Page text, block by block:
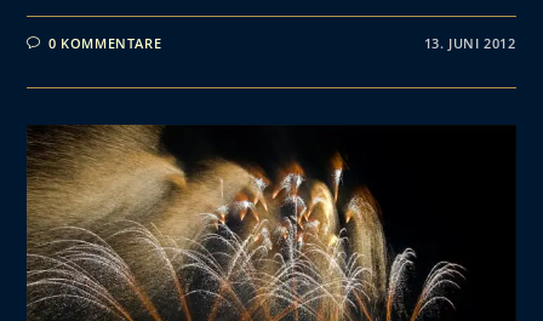
0 KOMMENTARE 13. JUNI 2012